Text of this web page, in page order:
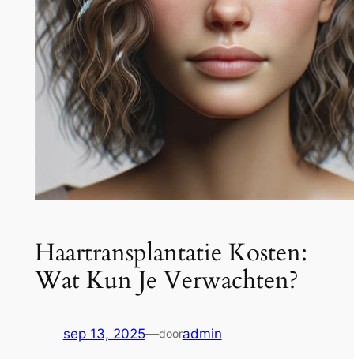
Haartransplantatie Kosten:
Wat Kun Je Verwachten?
sep 13, 2025—dooradmin